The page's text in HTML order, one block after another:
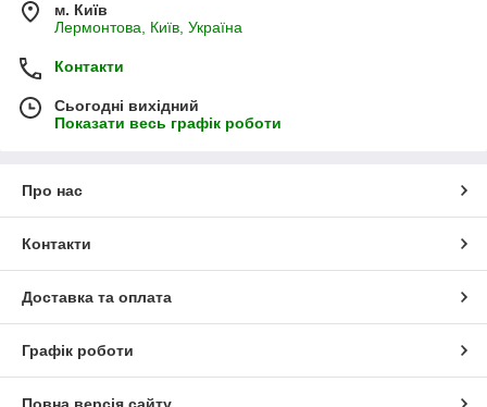
м. Київ
Лермонтова, Київ, Україна
Контакти
Сьогодні вихідний
Показати весь графік роботи
Про нас
Контакти
Доставка та оплата
Графік роботи